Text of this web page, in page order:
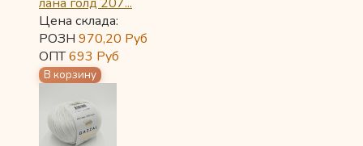
Цена склада:
РОЗН 970,20 Руб
ОПТ693 Руб